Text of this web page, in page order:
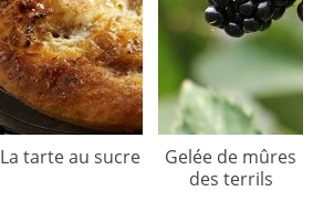
La tarte au sucre
Gelée de mûres
des terrils